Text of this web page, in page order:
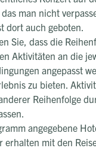
man nicht
dort auch geboten.
Sie, dass die
Aktivitäten an die
angepasst
zu bieten.
Reihenfolge
angegebene
erhalten mit den